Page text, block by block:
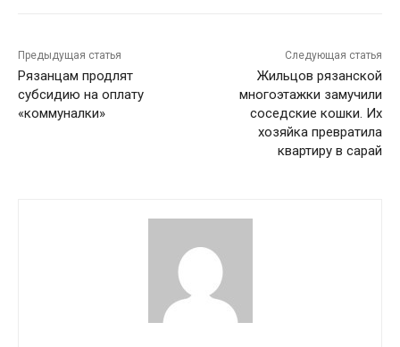
Предыдущая статья
Рязанцам продлят
субсидию на оплату
«коммуналки»
Следующая статья
Жильцов рязанской
многоэтажки замучили
соседские кошки. Их
хозяйка превратила
квартиру в сарай